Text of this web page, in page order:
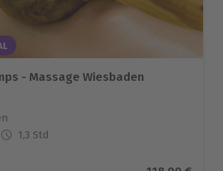
- Massage Wiesbaden
1,3 Std